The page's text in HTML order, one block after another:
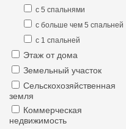
с 5 спальнями
с больше чем 5 спальней
с 1 спальней
Этаж от дома
Земельный участок
Сельскохозяйственная
земля
Коммерческая
недвижимость